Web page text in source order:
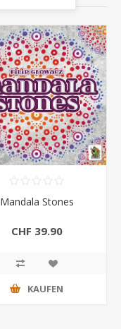
Mandala Stones
CHF 39.90
KAUFEN